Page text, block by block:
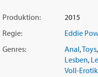
Produktion:
2015
Regie:
Eddie
Genres:
Anal,Toys,
Lesben,
Voll-Erotik